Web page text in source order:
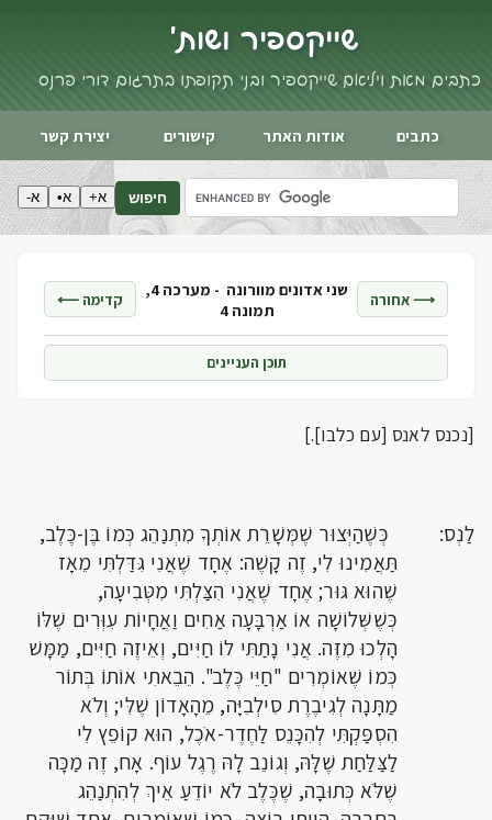
שייקספיר ושות'
כתבים מאת ויליאם שייקספיר ובני תקופתו בתרגום דורי פרנס
כתבים אודות האתר קישורים יצירת קשר
חיפוש א+ א• א-
⟶ אחורה שני אדונים מוורונה -
מערכה 4,
תמונה 4
קדימה ⟵
תוכן העניינים
[נכנס לאנס [עם כלבו].]
לַנְס: כְּשֶׁהַיְּצוּר שֶׁמְּשָׁרֵת אוֹתְךָ מִתְנַהֵג כְּמוֹ בֶּן-כֶּלֶב,
תַּאֲמִינוּ לִי, זֶה קָשֶׁה: אֶחָד שֶׁאֲנִי גִּדַּלְתִּי מֵאָז
שֶׁהוּא גּוּר; אֶחָד שֶׁאֲנִי הִצַּלְתִּי מִטְּבִיעָה,
כְּשֶׁשְּׁלוֹשָׁה אוֹ אַרְבָּעָה אַחִים וַאֲחָיוֹת עִוְּרִים שֶׁלּוֹ
הָלְכוּ מִזֶּה. אֲנִי נָתַתִּי לוֹ חַיִּים, וְאֵיזֶה חַיִּים, מַמָּשׁ
כְּמוֹ שֶׁאוֹמְרִים "חַיֵּי כֶּלֶב". הֵבֵאתִי אוֹתוֹ בְּתוֹר
מַתָּנָה לְגִיבֶרֶת סִילְבִיָּה, מֵהָאָדוֹן שֶׁלִּי; וְלֹא
הִסְפַּקְתִּי לְהִכָּנֵס לַחֶדֶר-אֹכֶל, הוּא קוֹפֵץ לִי
לַצַּלַּחַת שֶׁלָּהּ, וְגוֹנֵב לָהּ רֶגֶל עוֹף. אָח, זֶה מַכָּה
שֶׁלֹּא כְּתוּבָה, שֶׁכֶּלֶב לֹא יוֹדֵעַ אֵיךְ לְהִתְנַהֵג